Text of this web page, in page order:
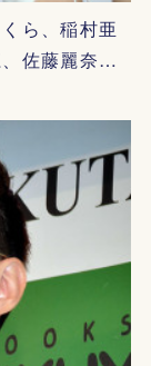
ら、稲村亜
、佐藤麗奈…